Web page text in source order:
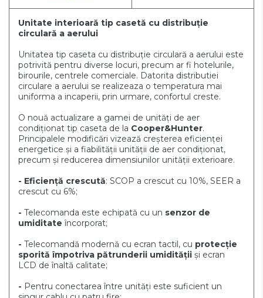
Unitate interioară tip casetă cu distribuție
circulară a aerului
Unitatea tip caseta cu distribuție circulară a aerului este
potrivită pentru diverse locuri, precum ar fi hotelurile,
birourile, centrele comerciale. Datorita distributiei
circulare a aerului se realizeaza o temperatura mai
uniforma a incaperii, prin urmare, confortul creste.
O nouă actualizare a gamei de unități de aer
condiționat tip caseta de la Cooper&Hunter.
Principalele modificări vizează creșterea eficienței
energetice și a fiabilității unității de aer condiționat,
precum și reducerea dimensiunilor unității exterioare.
- Eficiență crescută: SCOP a crescut cu 10%, SEER a
crescut cu 6%;
- Telecomanda este echipată cu un senzor de
umiditate încorporat;
- Telecomandă modernă cu ecran tactil, cu protecție
sporită împotriva pătrunderii umidității și ecran
LCD de înaltă calitate;
- Pentru conectarea între unități este suficient un